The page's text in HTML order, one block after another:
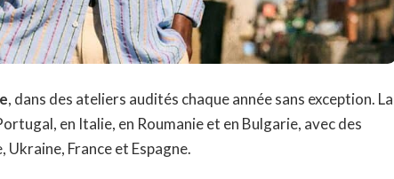
, dans des ateliers audités chaque année sans exception. La
en Italie, en Roumanie et en Bulgarie, avec des
France et Espagne.